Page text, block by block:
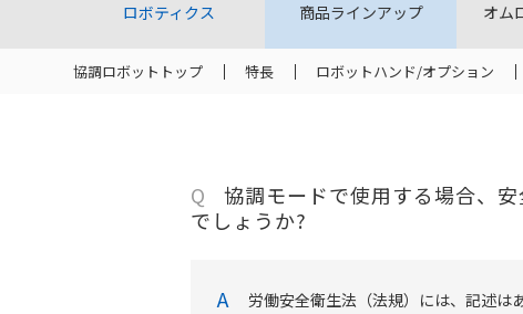
ロボティクス 商品ラインアップ オム
協調ロボットトップ 特長 ロボットハンド/オプション
Q
協調モードで使用する場合、
でしょうか?
A
労働安全衛生法（法規）には、記述は